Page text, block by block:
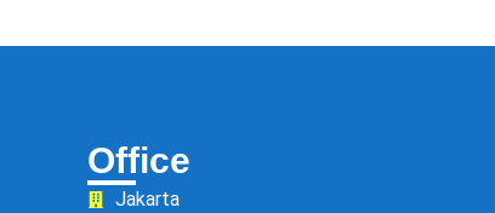
Office
Jakarta